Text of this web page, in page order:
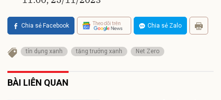
Chia sẻ Facebook Theo dõi trên Chia sẻ Zalo
tín dụng xanh tăng trưởng xanh Net Zero
BÀI LIÊN QUAN